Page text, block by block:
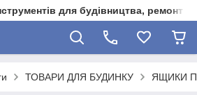
для будівництва, ремонту,
ТОВАРИ ДЛЯ БУДИНКУ ЯЩИКИ